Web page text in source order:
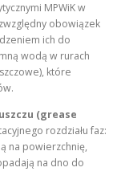
MPWiK w
obowiązek
ich do
wodą w rurach
które
(grease
rozdziału faz:
na powierzchnię,
na dno do